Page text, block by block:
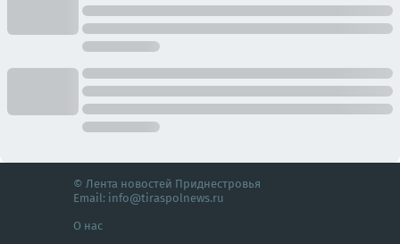
© Лента новостей Приднестровья
Email: info@tiraspolnews.ru
О нас